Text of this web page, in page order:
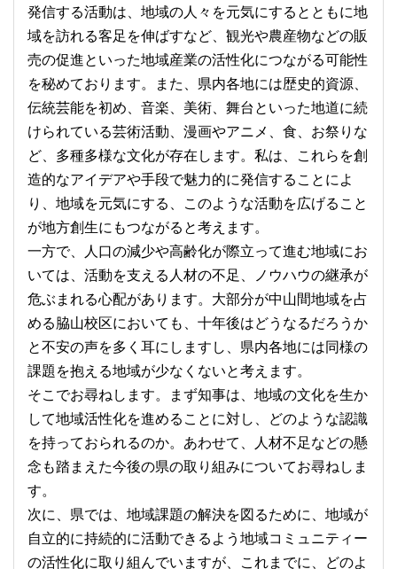
発信する活動は、地域の人々を元気にするとともに地
域を訪れる客足を伸ばすなど、観光や農産物などの販
売の促進といった地域産業の活性化につながる可能性
を秘めております。また、県内各地には歴史的資源、
伝統芸能を初め、音楽、美術、舞台といった地道に続
けられている芸術活動、漫画やアニメ、食、お祭りな
ど、多種多様な文化が存在します。私は、これらを創
造的なアイデアや手段で魅力的に発信することによ
り、地域を元気にする、このような活動を広げること
が地方創生にもつながると考えます。
一方で、人口の減少や高齢化が際立って進む地域にお
いては、活動を支える人材の不足、ノウハウの継承が
危ぶまれる心配があります。大部分が中山間地域を占
める脇山校区においても、十年後はどうなるだろうか
と不安の声を多く耳にしますし、県内各地には同様の
課題を抱える地域が少なくないと考えます。
そこでお尋ねします。まず知事は、地域の文化を生か
して地域活性化を進めることに対し、どのような認識
を持っておられるのか。あわせて、人材不足などの懸
念も踏まえた今後の県の取り組みについてお尋ねしま
す。
次に、県では、地域課題の解決を図るために、地域が
自立的に持続的に活動できるよう地域コミュニティー
の活性化に取り組んでいますが、これまでに、どのよ